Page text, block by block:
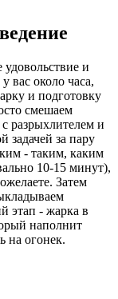
и
вас около часа,
и подготовку
смешаем
разрыхлителем и
задачей за пару
- таким, каким
10-15 минут),
Затем
этап - жарка в
наполнит
на огонек.